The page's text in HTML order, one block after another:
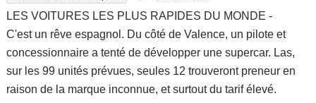
LES VOITURES LES PLUS RAPIDES DU MONDE -
C'est un rêve espagnol. Du côté de Valence, un pilote et
concessionnaire a tenté de développer une supercar. Las,
sur les 99 unités prévues, seules 12 trouveront preneur en
raison de la marque inconnue, et surtout du tarif élevé.